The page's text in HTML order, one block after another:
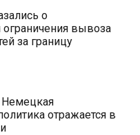
о
вывоза
за границу
отражается в